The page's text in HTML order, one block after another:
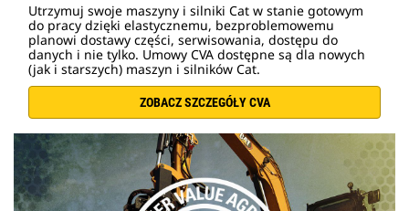
Utrzymuj swoje maszyny i silniki Cat w stanie gotowym
do pracy dzięki elastycznemu, bezproblemowemu
planowi dostawy części, serwisowania, dostępu do
danych i nie tylko. Umowy CVA dostępne są dla nowych
(jak i starszych) maszyn i silników Cat.
ZOBACZ SZCZEGÓŁY CVA